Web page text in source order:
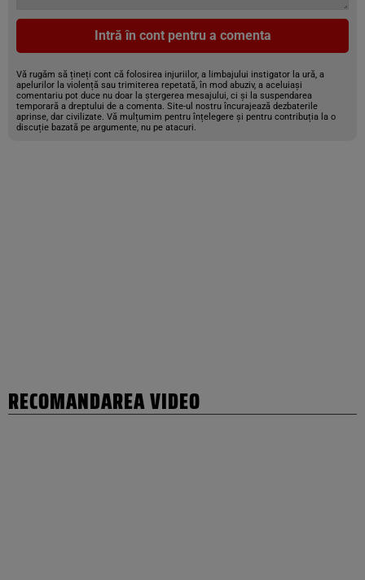
Intră în cont pentru a comenta
Vă rugăm să țineți cont că folosirea injuriilor, a limbajului instigator la ură, a
apelurilor la violență sau trimiterea repetată, în mod abuziv, a aceluiași
comentariu pot duce nu doar la ștergerea mesajului, ci și la suspendarea
temporară a dreptului de a comenta. Site-ul nostru încurajează dezbaterile
aprinse, dar civilizate. Vă mulțumim pentru înțelegere și pentru contribuția la o
discuție bazată pe argumente, nu pe atacuri.
RECOMANDAREA VIDEO